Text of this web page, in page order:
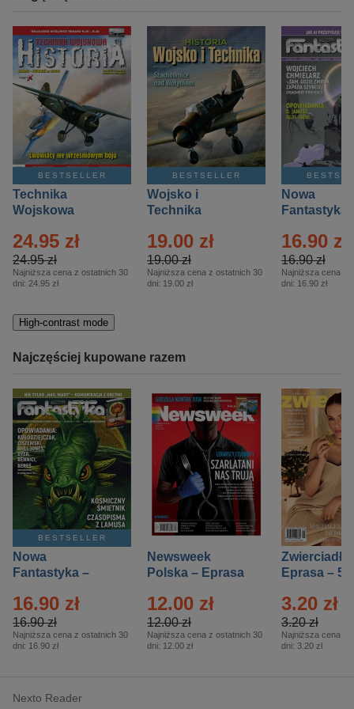
BESTSELLER
Technika
Wojskowa
– 2/2026
24.95 zł
24.95 zł
Najniższa cena z ostatnich 30
dni: 24.95 zł
BESTSELLER
Wojsko i
Technika
Specjalne –
Eprasa – 2/2026
19.00 zł
19.00 zł
Najniższa cena z ostatnich 30
dni: 19.00 zł
Nowa
Fantastyka
16.90 zł
16.90 zł
Najniższa cena z
dni: 16.90 zł
High-contrast mode
Najczęściej kupowane razem
BESTSELLER
Nowa
Fantastyka –
16.90 zł
16.90 zł
Najniższa cena z ostatnich 30
dni: 16.90 zł
Newsweek
Polska – Eprasa
12.00 zł
12.00 zł
Najniższa cena z ostatnich 30
dni: 12.00 zł
Zwierciadło
Eprasa – 5/
3.20 zł
3.20 zł
Najniższa cena z
dni: 3.20 zł
Nexto Reader